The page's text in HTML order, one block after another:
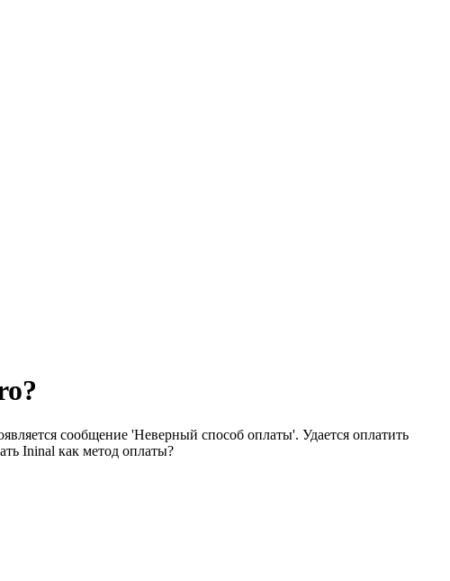
сообщение 'Неверный способ оплаты'. Удается оплатить
Ininal как метод оплаты?